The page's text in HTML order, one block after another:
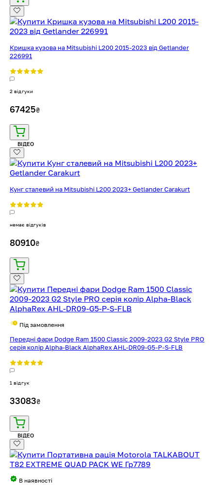
Кришка кузова на Mitsubishi L200 2015-2023 від Getlander
226991
2 відгуки
67425₴
ВІДЕО
Кунг сталевий на Mitsubishi L200 2023+ Getlander Carakurt
немає відгуків
80910₴
Під замовлення
Передні фари Dodge Ram 1500 Classic 2009-2023 G2 Style PRO
серія колір Alpha-Black AlphaRex AHL-DR09-G5-P-S-FLB
1 відгук
33083₴
ВІДЕО
В наявності